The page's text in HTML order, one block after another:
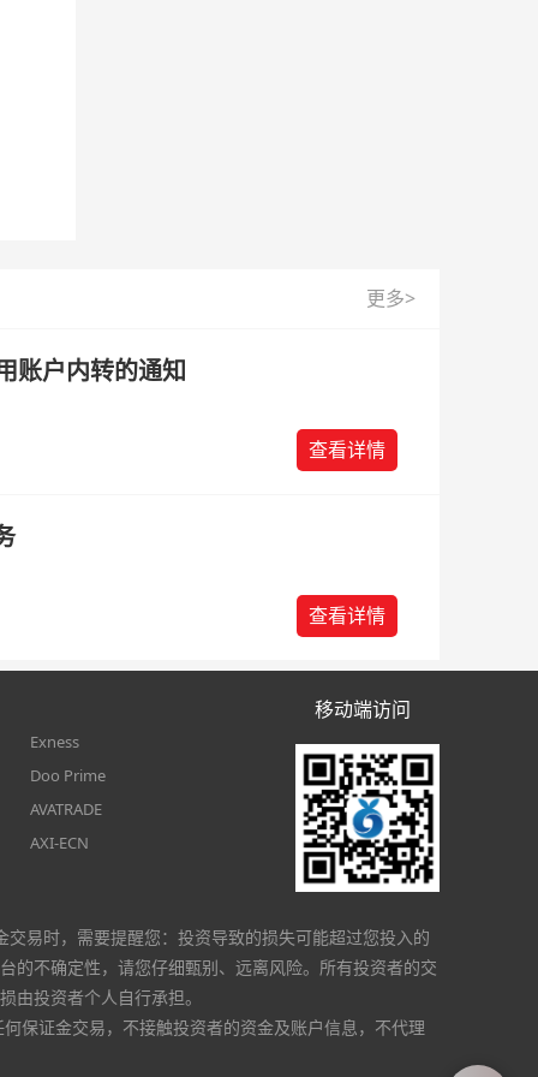
更多>
账户内转的通知
查看详情
查看详情
Exness
Doo Prime
AVATRADE
AXI-ECN
移动端访问
易时，需要提醒您：投资导致的损失可能超过您投入的
的不确定性，请您仔细甄别、远离风险。所有投资者的交
投资者个人自行承担。
保证金交易，不接触投资者的资金及账户信息，不代理